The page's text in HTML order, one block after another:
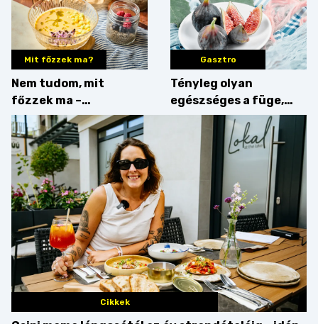
Mit főzzek ma?
Nem tudom, mit
főzzek ma –
Villámgyors menü
Gasztro
Tényleg olyan
egészséges a füge,
mint amilyennek
gondoljuk?
Cikkek